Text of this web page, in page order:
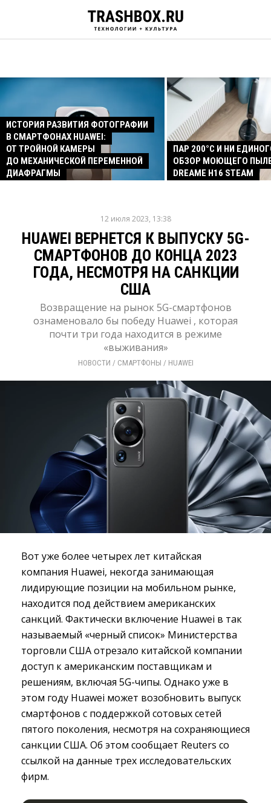
ИСТОРИЯ РАЗВИТИЯ ФОТОГРАФИИ
В СМАРТФОНАХ HUAWEI:
ОТ ТРОЙНОЙ КАМЕРЫ
ДО МЕХАНИЧЕСКОЙ ПЕРЕМЕННОЙ
ДИАФРАГМЫ
ПАР 200°C И НИ
ОБЗОР МОЮЩЕГО
DREAME H16 STEAM
12 июля 2023, 13:38
HUAWEI ВЕРНЕТСЯ К ВЫПУСКУ 5G-
СМАРТФОНОВ ДО КОНЦА 2023
ГОДА, НЕСМОТРЯ НА САНКЦИИ
США
Возвращение на рынок 5G-смартфонов
ознаменовало бы победу Huawei , которая
почти три года находится в режиме
«выживания»
НОВОСТИ / СМАРТФОНЫ / HUAWEI
Вот уже более четырех лет китайская
компания Huawei, некогда занимающая
лидирующие позиции на мобильном рынке,
находится под действием американских
санкций. Фактически включение Huawei в так
называемый «черный список» Министерства
торговли США отрезало китайской компании
доступ к американским поставщикам и
решениям, включая 5G-чипы. Однако уже в
этом году Huawei может возобновить выпуск
смартфонов с поддержкой сотовых сетей
пятого поколения, несмотря на сохраняющиеся
санкции США. Об этом сообщает Reuters со
ссылкой на данные трех исследовательских
фирм.